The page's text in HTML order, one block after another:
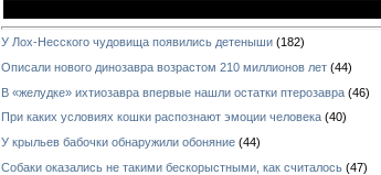
У Лох-Несского чудовища появились детеныши (182)
Описали нового динозавра возрастом 210 миллионов лет (44)
В «желудке» ихтиозавра впервые нашли остатки птерозавра (46)
При каких условиях кошки распознают эмоции человека (40)
У крыльев бабочки обнаружили обоняние (44)
Собаки оказались не такими бескорыстными, как считалось (47)